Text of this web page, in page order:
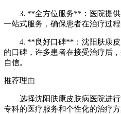
3. **全方位服务**：医院提供
一站式服务，确保患者在治疗过程
4. **良好口碑**：沈阳肤康皮
的口碑，许多患者在接受治疗后
自信。
推荐理由
选择沈阳肤康皮肤病医院进行
专科的医疗服务和个性化的治疗